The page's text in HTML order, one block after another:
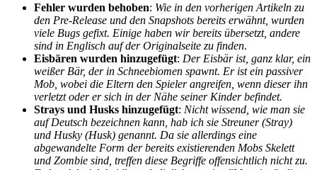
Fehler wurden behoben: Wie in den vorherigen Artikeln zu
den Pre-Release und den Snapshots bereits erwähnt, wurden
viele Bugs gefixt. Einige haben wir bereits übersetzt, andere
sind in Englisch auf der Originalseite zu finden.
Eisbären wurden hinzugefügt: Der Eisbär ist, ganz klar, ein
weißer Bär, der in Schneebiomen spawnt. Er ist ein passiver
Mob, wobei die Eltern den Spieler angreifen, wenn dieser ihn
verletzt oder er sich in der Nähe seiner Kinder befindet.
Strays und Husks hinzugefügt: Nicht wissend, wie man sie
auf Deutsch bezeichnen kann, hab ich sie Streuner (Stray)
und Husky (Husk) genannt. Da sie allerdings eine
abgewandelte Form der bereits existierenden Mobs Skelett
und Zombie sind, treffen diese Begriffe offensichtlich nicht zu.